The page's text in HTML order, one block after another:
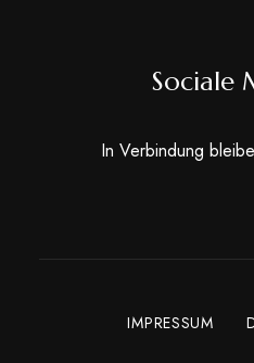
Sociale
In Verbindung
IMPRESSUM